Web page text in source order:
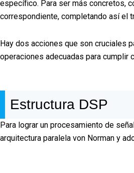
específico. Para ser más concretos,
correspondiente, completando así el
Hay dos acciones que son cruciales
operaciones adecuadas para
Estructura DSP
Para lograr un procesamiento de
arquitectura paralela von Norman y